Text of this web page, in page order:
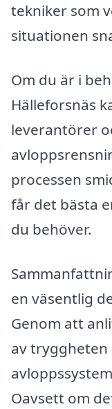
tekniker som
situationen
Om du är i
Hälleforsnäs
leverantörer
processen
får det bästa
du behöver.
en väsentlig
Genom att
av
Oavsett om